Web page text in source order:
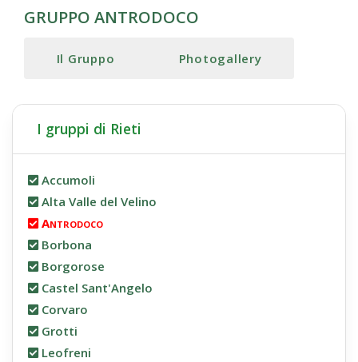
GRUPPO ANTRODOCO
Il Gruppo Photogallery
I gruppi di Rieti
Accumoli
Alta Valle del Velino
Antrodoco
Borbona
Borgorose
Castel Sant'Angelo
Corvaro
Grotti
Leofreni